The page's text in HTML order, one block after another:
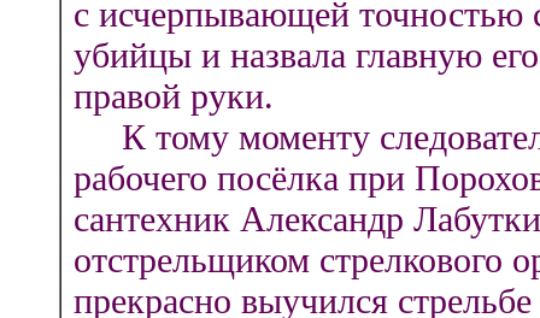
с исчерпывающей точностью
убийцы и назвала главную
правой руки.
К тому моменту
рабочего посёлка при
сантехник Александр
отстрельщиком стрелкового
прекрасно выучился